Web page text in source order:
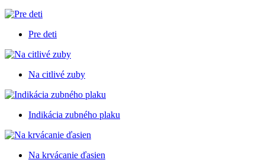
Pre deti
Na citlivé zuby
Indikácia zubného plaku
Na krvácanie ďasien